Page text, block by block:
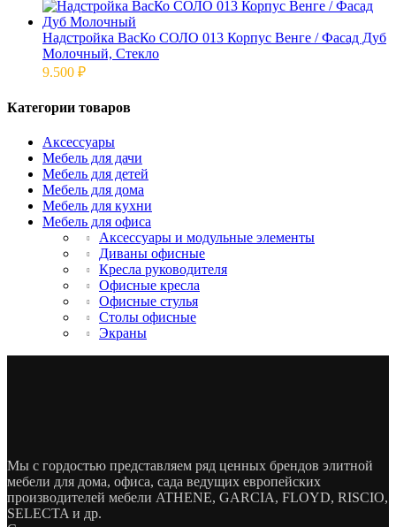
Надстройка ВасКо СОЛО 013 Корпус Венге / Фасад Дуб
Молочный, Стекло
9.500 ₽
Категории товаров
Аксессуары
Мебель для дачи
Мебель для детей
Мебель для дома
Мебель для кухни
Мебель для офиса
Аксессуары и модульные элементы
Диваны офисные
Кресла руководителя
Офисные кресла
Офисные стулья
Столы офисные
Экраны
Мы с гордостью представляем ряд ценных брендов элитной
мебели для дома, офиса, сада ведущих европейских
производителей мебели ATHENE, GARCIA, FLOYD, RISCIO,
SELECTA и др.